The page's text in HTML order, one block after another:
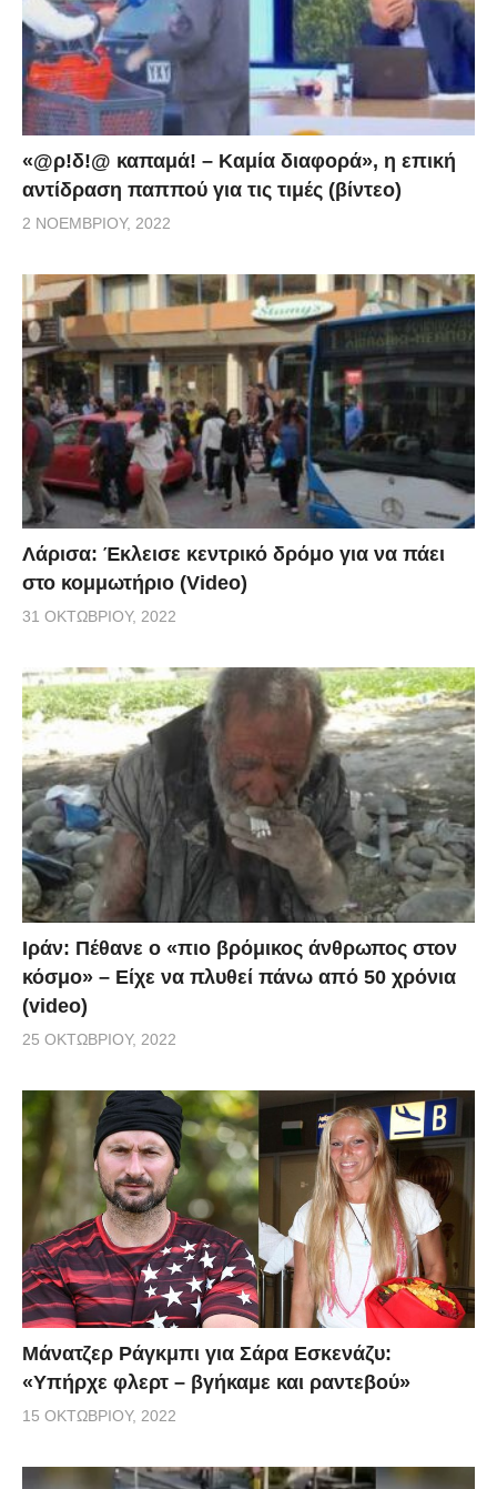
«@ρ!δ!@ καπαμά! – Καμία διαφορά», η επική
αντίδραση παππού για τις τιμές (βίντεο)
2 ΝΟΕΜΒΡΊΟΥ, 2022
Λάρισα: Έκλεισε κεντρικό δρόμο για να πάει
στο κομμωτήριο (Video)
31 ΟΚΤΩΒΡΊΟΥ, 2022
Ιράν: Πέθανε ο «πιο βρόμικος άνθρωπος στον
κόσμο» – Είχε να πλυθεί πάνω από 50 χρόνια
(video)
25 ΟΚΤΩΒΡΊΟΥ, 2022
Μάνατζερ Ράγκμπι για Σάρα Εσκενάζυ:
«Υπήρχε φλερτ – βγήκαμε και ραντεβού»
15 ΟΚΤΩΒΡΊΟΥ, 2022